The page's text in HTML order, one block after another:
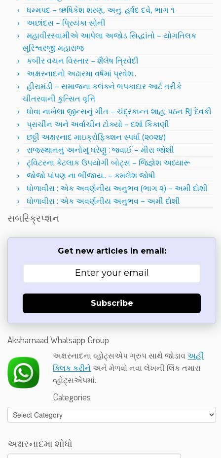
ધમ્મપદ – ઋષિકેશ શરણ, અનુ. હર્ષદ દવે, ભાગ ૧
અછાંદસ – પ્રિયંકા સોની
મહાવીરસ્વામીએ આપેલા અજોડ સિદ્ધાંતો – યોગતિલક
સૂરિશ્વરજી મહારાજ
કબીર વચન વિસ્તાર – શૈલેષ ત્રિવેદી
અક્ષરનાદનો અઢારમા વર્ષમાં પ્રવેશ..
હીરામંડી – સમાજના કલંકને ભપકાદાર આર્ટ તરીકે
ચીતરવાની કુત્સિત વૃત્તિ
ધોવા નાખેલા જીન્સનું ગીત – ચંદ્રકાન્ત શાહ; પઠન RJ દેવકી
પ્રાચીન અને અર્વાચીન ટોક્યો – દર્શા કિકાણી
છઠ્ઠી અક્ષરનાદ માઇક્રોફિક્શન સ્પર્ધા (૨૦૨૪)
રાજસ્થાનનું અનોખું ઘરેણું : જવાઈ – મીરા જોશી
ટ્વિટરના કેટલાક ઉપયોગી બોટ્સ – જિજ્ઞેશ અધ્યારૂ
જોજો પાંપણ ના ભીંજાય.. – કમલેશ જોષી
ધોળાવીરા : એક અવર્ણનીય અનુભવ (ભાગ ૨) – અમી દોશી
ધોળાવીરા : એક અવર્ણનીય અનુભવ – અમી દોશી
સબસ્ક્રિપ્શન
Get new articles in email:
Subscribe
Aksharnaad Whatsapp Group
અક્ષરનાદના વ્હોટ્સએપ ગ્રુપ સાથે જોડાવઅહીં
ક્લિક કરીને અને મેળવો નવા લેખની લિંક તમારા
વ્હોટ્સએપમાં.
Categories
Categories
અક્ષરનાદમા શોધો